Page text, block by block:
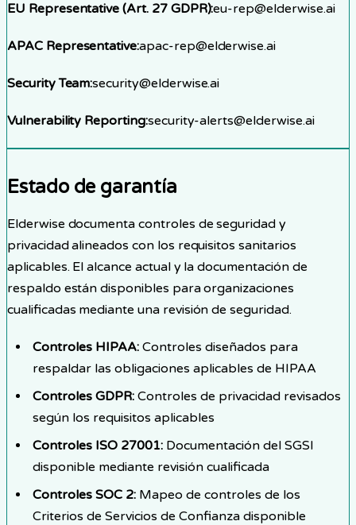
EU Representative (Art. 27 GDPR):eu-rep@elderwise.ai
APAC Representative:apac-rep@elderwise.ai
Security Team:security@elderwise.ai
Vulnerability Reporting:security-alerts@elderwise.ai
Estado de garantía
Elderwise documenta controles de seguridad y
privacidad alineados con los requisitos sanitarios
aplicables. El alcance actual y la documentación de
respaldo están disponibles para organizaciones
cualificadas mediante una revisión de seguridad.
Controles HIPAA: Controles diseñados para
respaldar las obligaciones aplicables de HIPAA
Controles GDPR: Controles de privacidad revisados
según los requisitos aplicables
Controles ISO 27001: Documentación del SGSI
disponible mediante revisión cualificada
Controles SOC 2: Mapeo de controles de los
Criterios de Servicios de Confianza disponible